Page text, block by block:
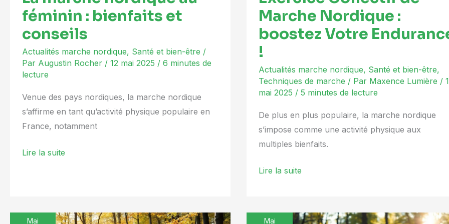
féminin : bienfaits et
conseils
Actualités marche nordique, Santé et bien-être /
Par Augustin Rocher / 12 mai 2025 / 6 minutes de
lecture
Venue des pays nordiques, la marche nordique
s’affirme en tant qu’activité physique populaire en
France, notamment
Lire la suite
Marche Nordique :
boostez Votre
!
Actualités marche nordique, Santé et bien-être,
Techniques de marche / Par Maxence Lumière /
mai 2025 /5 minutes de lecture
De plus en plus populaire, la marche nordique
s’impose comme une activité physique aux
multiples bienfaits.
Lire la suite
Mai Mai